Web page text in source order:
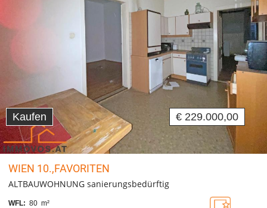
Kaufen € 229.000,00
WIEN 10.,FAVORITEN
ALTBAUWOHNUNG sanierungsbedürftig
WFL: 80 m²